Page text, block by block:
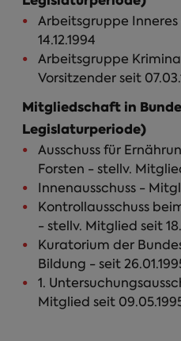
Arbeitsgruppe
14.12.1994
Arbeitsgruppe
Vorsitzender seit
Mitgliedschaft in
Legislaturperiode)
Ausschuss für
Forsten - stellv.
Innenausschuss -
Kontrollausschuss
- stellv. Mitglied seit
Kuratorium der
Bildung - seit
1.
Mitglied seit